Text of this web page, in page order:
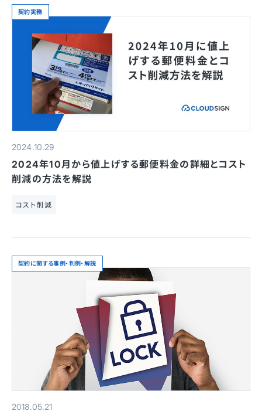
契約実務
2024.10.29
2024年10月から値上げする郵便料金の詳細とコスト
削減の方法を解説
コスト削減
契約に関する事例・判例・解説
2018.05.21